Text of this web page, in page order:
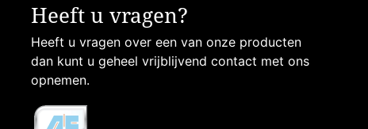
Heeft u vragen?
Heeft u vragen over een van onze producten
dan kunt u geheel vrijblijvend contact met ons
opnemen.